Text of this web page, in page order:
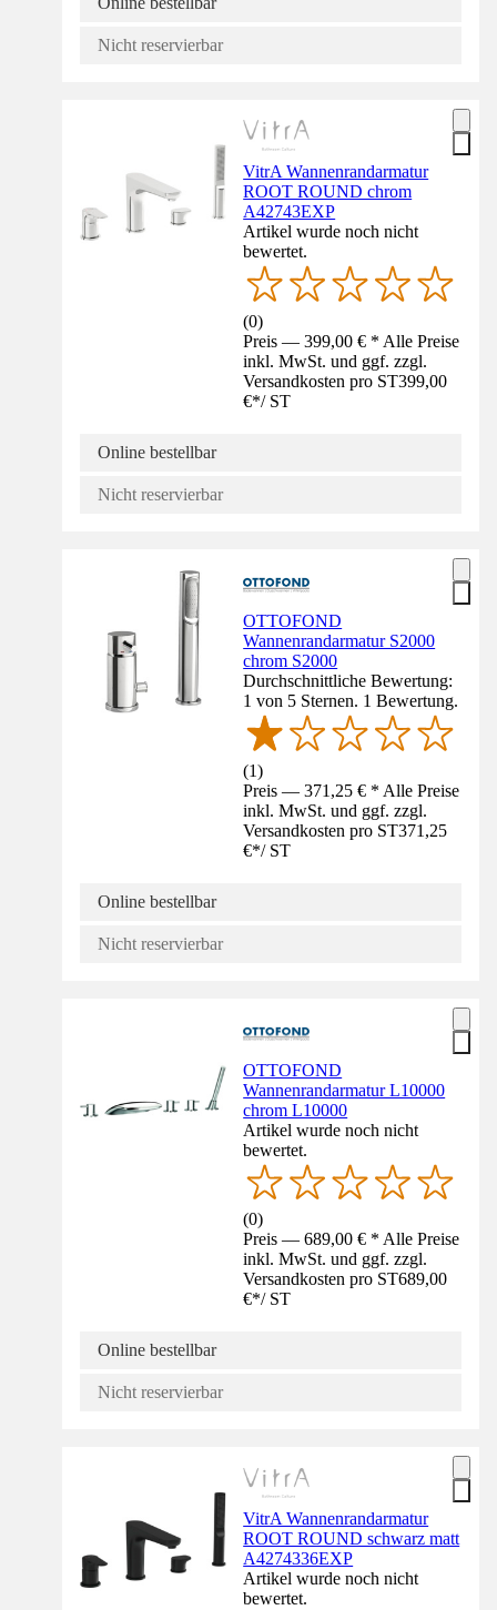
Nicht reservierbar
VitrA Wannenrandarmatur
ROOT ROUND chrom
A42743EXP
Artikel wurde noch nicht
bewertet.
(0)
Preis — 399,00 € * Alle Preise
inkl. MwSt. und ggf. zzgl.
Versandkosten pro ST399,00
€*/ ST
Online bestellbar
Nicht reservierbar
OTTOFOND
Wannenrandarmatur S2000
chrom S2000
Durchschnittliche Bewertung:
1 von 5 Sternen. 1 Bewertung.
(1)
Preis — 371,25 € * Alle Preise
inkl. MwSt. und ggf. zzgl.
Versandkosten pro ST371,25
€*/ ST
Online bestellbar
Nicht reservierbar
OTTOFOND
Wannenrandarmatur L10000
chrom L10000
Artikel wurde noch nicht
bewertet.
(0)
Preis — 689,00 € * Alle Preise
inkl. MwSt. und ggf. zzgl.
Versandkosten pro ST689,00
€*/ ST
Online bestellbar
Nicht reservierbar
VitrA Wannenrandarmatur
ROOT ROUND schwarz matt
A4274336EXP
Artikel wurde noch nicht
bewertet.